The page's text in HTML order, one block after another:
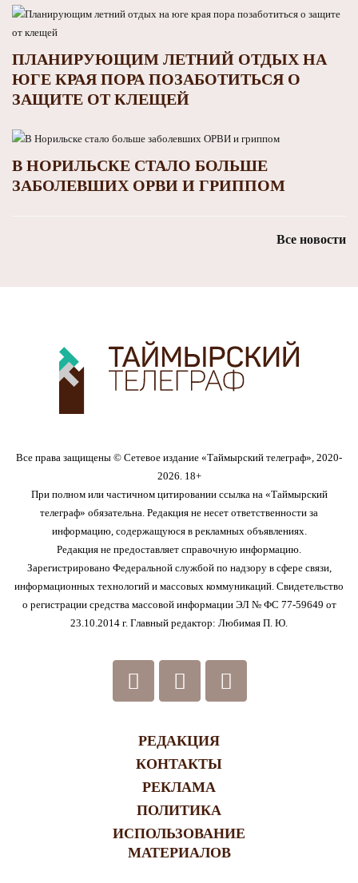
ПЛАНИРУЮЩИМ ЛЕТНИЙ ОТДЫХ НА
ЮГЕ КРАЯ ПОРА ПОЗАБОТИТЬСЯ О
ЗАЩИТЕ ОТ КЛЕЩЕЙ
В НОРИЛЬСКЕ СТАЛО БОЛЬШЕ
ЗАБОЛЕВШИХ ОРВИ И ГРИППОМ
Все новости
Все права защищены © Сетевое издание «Таймырский телеграф», 2020-
2026. 18+
При полном или частичном цитировании ссылка на «Таймырский
телеграф» обязательна. Редакция не несет ответственности за
информацию, содержащуюся в рекламных объявлениях.
Редакция не предоставляет справочную информацию.
Зарегистрировано Федеральной службой по надзору в сфере связи,
информационных технологий и массовых коммуникаций. Свидетельство
о регистрации средства массовой информации ЭЛ № ФС 77-59649 от
23.10.2014 г. Главный редактор: Любимая П. Ю.
РЕДАКЦИЯ
КОНТАКТЫ
РЕКЛАМА
ПОЛИТИКА
ИСПОЛЬЗОВАНИЕ
МАТЕРИАЛОВ